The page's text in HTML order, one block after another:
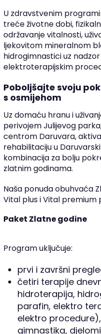
U zdravstvenim
treće životne dobi,
održavanje vitalnosti,
ljekovitom mineralnom
hidrogimnastici uz
elektroterapijskim
Poboljšajte svoju
s osmijehom
Uz domaću hranu i
perivojem Julijevog
centrom Daruvara,
rehabilitaciju u
kombinacija za bolju
zlatnim godinama.
Naša ponuda obuhvaća
Vital plus i Vital premium
Paket Zlatne godine
Program uključuje:
prvi i završni
četiri terapije
hidroterapija,
parafin, elektro
elektro
gimnastika,